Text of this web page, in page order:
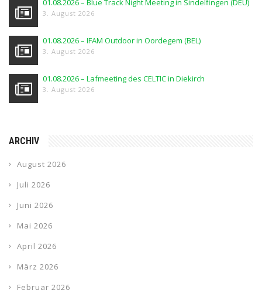
01.08.2026 – Blue Track Night Meeting in Sindelfingen (DEU)
3. August 2026
01.08.2026 – IFAM Outdoor in Oordegem (BEL)
3. August 2026
01.08.2026 – Lafmeeting des CELTIC in Diekirch
3. August 2026
ARCHIV
August 2026
Juli 2026
Juni 2026
Mai 2026
April 2026
März 2026
Februar 2026